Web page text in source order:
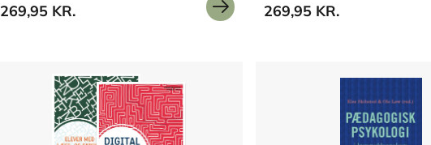
269,95 KR. 269,95 KR.